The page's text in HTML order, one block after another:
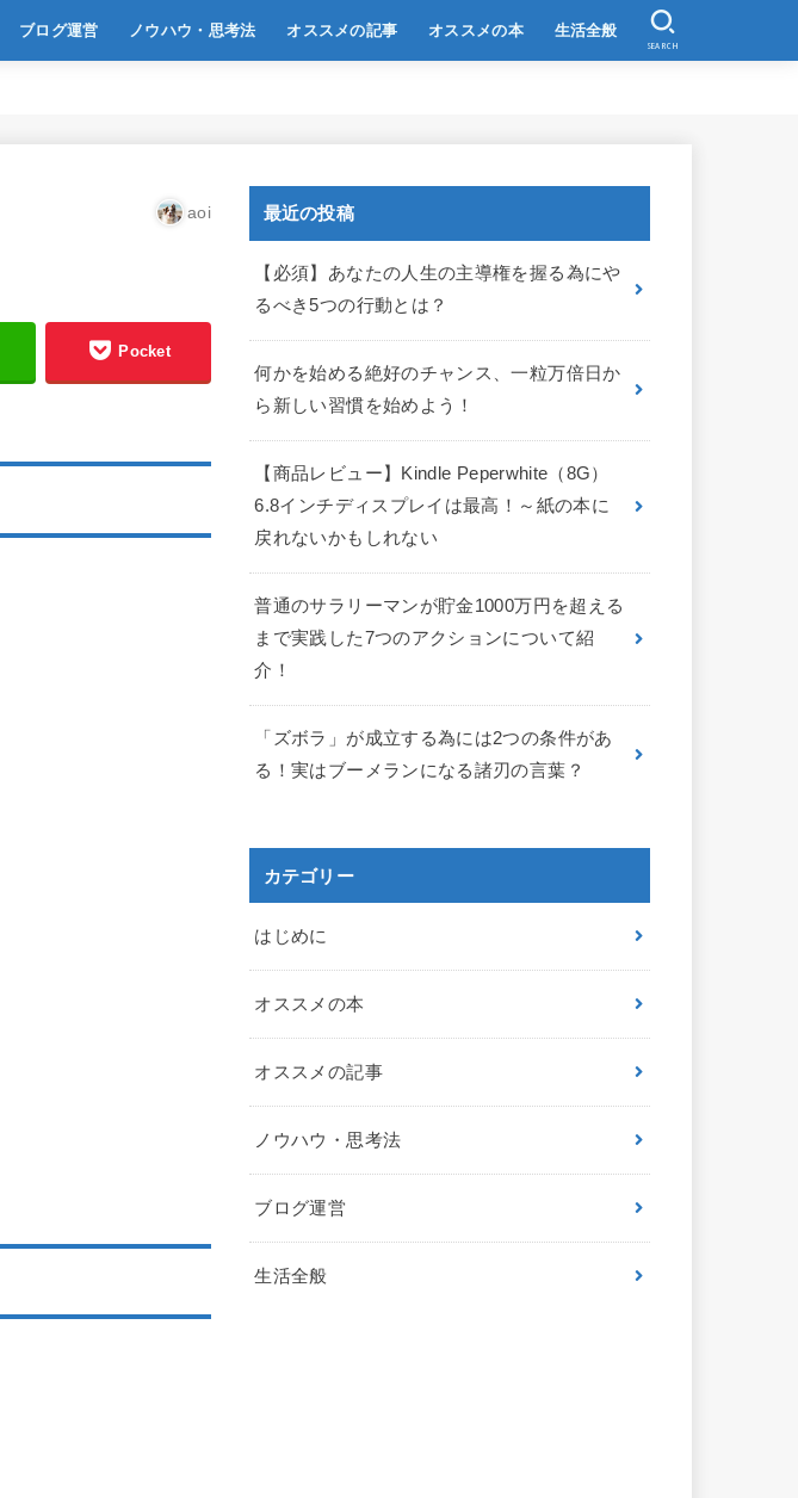
ブログ運営 ノウハウ・思考法 オススメの記事 オススメの本 生活全般
SEARCH
aoi
Pocket
最近の投稿
【必須】あなたの人生の主導権を握る為にや
るべき5つの行動とは？
何かを始める絶好のチャンス、一粒万倍日か
ら新しい習慣を始めよう！
【商品レビュー】Kindle Peperwhite（8G）
6.8インチディスプレイは最高！～紙の本に
戻れないかもしれない
普通のサラリーマンが貯金1000万円を超える
まで実践した7つのアクションについて紹
介！
「ズボラ」が成立する為には2つの条件があ
る！実はブーメランになる諸刃の言葉？
カテゴリー
はじめに
オススメの本
オススメの記事
ノウハウ・思考法
ブログ運営
生活全般